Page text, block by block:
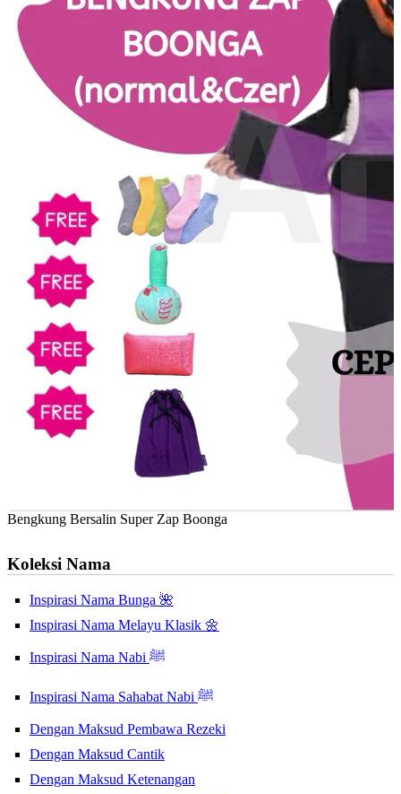
Bengkung Bersalin Super Zap Boonga
Koleksi Nama
Inspirasi Nama Bunga 🌺
Inspirasi Nama Melayu Klasik 🌼
Inspirasi Nama Nabi ﷺ
Inspirasi Nama Sahabat Nabi ﷺ
Dengan Maksud Pembawa Rezeki
Dengan Maksud Cantik
Dengan Maksud Ketenangan